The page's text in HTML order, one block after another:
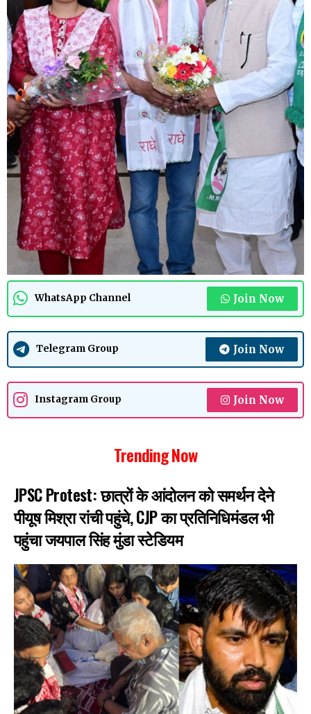
WhatsApp Channel Join Now
Telegram Group Join Now
Instagram Group Join Now
Trending Now
JPSC Protest: छात्रों के आंदोलन को समर्थन देने
पीयूष मिश्रा रांची पहुंचे, CJP का प्रतिनिधिमंडल भी
पहुंचा जयपाल सिंह मुंडा स्टेडियम